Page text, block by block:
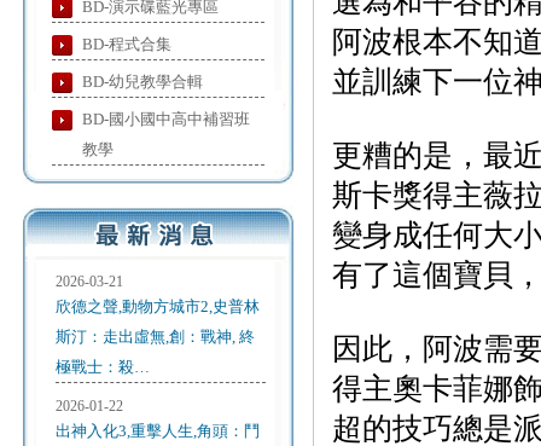
BD-演示碟藍光專區
BD-程式合集
BD-幼兒教學合輯
BD-國小國中高中補習班
教學
2026-03-21
欣德之聲,動物方城市2,史普林
斯汀：走出虛無,創：戰神, 終
極戰士：殺…
2026-01-22
出神入化3,重擊人生,角頭：鬥
阿波根本不知
並訓練下一位
更糟的是，最
斯卡獎得主薇
變身成任何大
有了這個寶貝
因此，阿波需
得主奧卡菲娜
超的技巧總是